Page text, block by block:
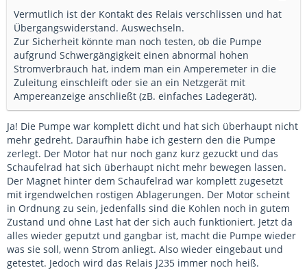
Vermutlich ist der Kontakt des Relais verschlissen und hat
Übergangswiderstand. Auswechseln.
Zur Sicherheit könnte man noch testen, ob die Pumpe
aufgrund Schwergängigkeit einen abnormal hohen
Stromverbrauch hat, indem man ein Amperemeter in die
Zuleitung einschleift oder sie an ein Netzgerät mit
Ampereanzeige anschließt (zB. einfaches Ladegerät).
Ja! Die Pumpe war komplett dicht und hat sich überhaupt nicht
mehr gedreht. Daraufhin habe ich gestern den die Pumpe
zerlegt. Der Motor hat nur noch ganz kurz gezuckt und das
Schaufelrad hat sich überhaupt nicht mehr bewegen lassen.
Der Magnet hinter dem Schaufelrad war komplett zugesetzt
mit irgendwelchen rostigen Ablagerungen. Der Motor scheint
in Ordnung zu sein, jedenfalls sind die Kohlen noch in gutem
Zustand und ohne Last hat der sich auch funktioniert. Jetzt da
alles wieder geputzt und gangbar ist, macht die Pumpe wieder
was sie soll, wenn Strom anliegt. Also wieder eingebaut und
getestet. Jedoch wird das Relais J235 immer noch heiß.